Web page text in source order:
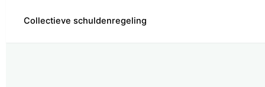
Collectieve schuldenregeling